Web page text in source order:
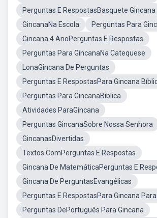
Perguntas E RespostasBasquete Gincana
GincanaNa Escola
Perguntas Para
Gincana 4 AnoPerguntas E Respostas
Perguntas Para GincanaNa Catequese
LonaGincana De Perguntas
Perguntas E RespostasPara Gincana
Perguntas Para GincanaBiblica
Atividades ParaGincana
Perguntas GincanaSobre Nossa Senhora
GincanasDivertidas
Textos ComPerguntas E Respostas
Gincana De MatemáticaPerguntas E
Gincana De PerguntasEvangélicas
Perguntas E RespostasPara Gincana
Perguntas DePortuguês Para Gincana